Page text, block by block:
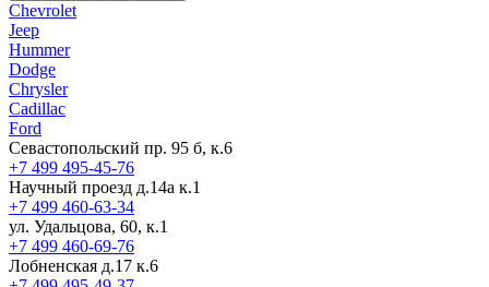
Chevrolet
Jeep
Hummer
Dodge
Chrysler
Cadillac
Ford
Севастопольский пр. 95 б, к.6
+7 499 495-45-76
Научный проезд д.14а к.1
+7 499 460-63-34
ул. Удальцова, 60, к.1
+7 499 460-69-76
Лобненская д.17 к.6